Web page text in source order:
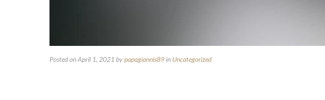
Posted on April 1, 2021 bypapagiannis89 in Uncategorized